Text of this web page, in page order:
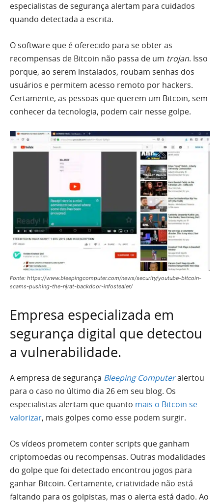
especialistas de segurança alertam para cuidados
quando detectada a escrita.
O software que é oferecido para se obter as
recompensas de Bitcoin não passa de um trojan. Isso
porque, ao serem instalados, roubam senhas dos
usuários e permitem acesso remoto por hackers.
Certamente, as pessoas que querem um Bitcoin, sem
conhecer da tecnologia, podem cair nesse golpe.
Fonte: https://www.bleepingcomputer.com/news/security/youtube-bitcoin-
scams-pushing-the-njrat-backdoor-infostealer/
Empresa especializada em
segurança digital que detectou
a vulnerabilidade.
A empresa de segurança Bleeping Computeralertou
para o caso no último dia 26 em seu blog. Os
especialistas alertam que quanto mais o Bitcoin se
valorizar, mais golpes como esse podem surgir.
Os vídeos prometem conter scripts que ganham
criptomoedas ou recompensas. Outras modalidades
do golpe que foi detectado encontrou jogos para
ganhar Bitcoin. Certamente, criatividade não está
faltando para os golpistas, mas o alerta está dado. Ao